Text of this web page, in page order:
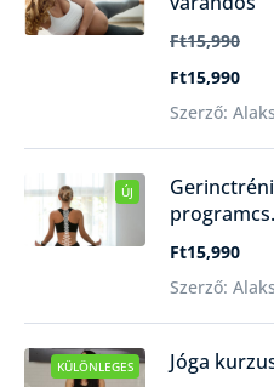
Ft15,990
Ft15,990
Szerző:
ÚJ
Ft15,990
Szerző:
KÜLÖNLEGES Jóga